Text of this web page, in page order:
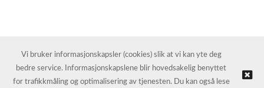
Vi bruker informasjonskapsler (cookies) slik at vi kan yte deg
bedre service. Informasjonskapslene blir hovedsakelig benyttet
for trafikkmåling og optimalisering av tjenesten. Du kan også lese